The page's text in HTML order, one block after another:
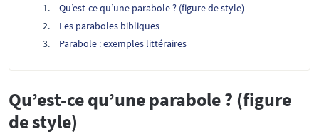
Qu’est-ce qu’une parabole ? (figure de style)
Les paraboles bibliques
Parabole : exemples littéraires
Qu’est-ce qu’une parabole ? (figure
de style)